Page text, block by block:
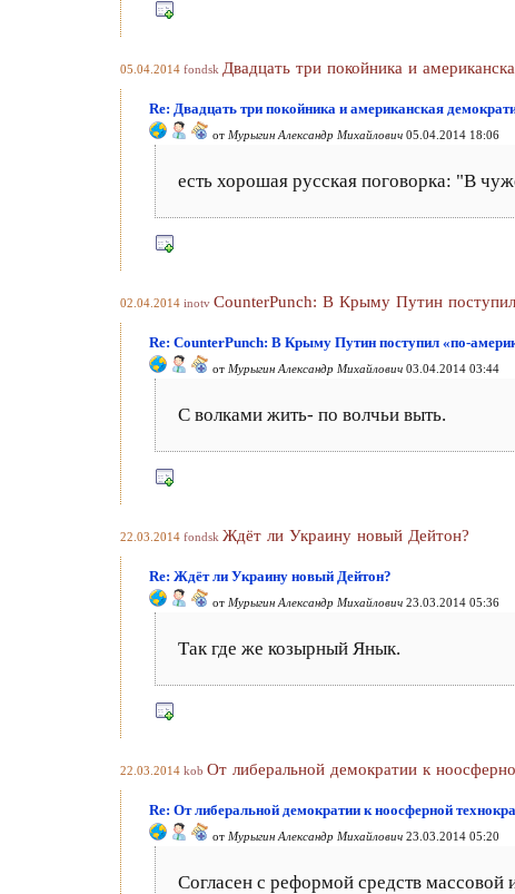
05.04.2014 fondsk Двадцать три покойника и
Re: Двадцать три покойника и американская
от Мурыгин Александр Михайлович 05.04.2014 18:06
есть хорошая русская поговорка: "В
02.04.2014 inotv CounterPunch: В Крыму Путин
Re: CounterPunch: В Крыму Путин поступил «по-
от Мурыгин Александр Михайлович 03.04.2014 03:44
С волками жить- по волчьи выть.
22.03.2014 fondsk Ждёт ли Украину новый Дейтон?
Re: Ждёт ли Украину новый Дейтон?
от Мурыгин Александр Михайлович 23.03.2014 05:36
Так где же козырный Янык.
22.03.2014 kob От либеральной демократии к
Re: От либеральной демократии к ноосферной
от Мурыгин Александр Михайлович 23.03.2014 05:20
Согласен с реформой средств массовой